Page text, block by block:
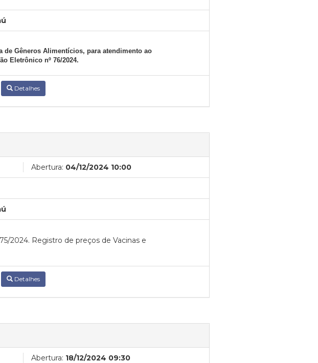
de Gêneros Alimentícios, para atendimento ao
Eletrônico nº 76/2024.
Detalhes
Abertura: 04/12/2024 10:00
2024. Registro de preços de Vacinas e
Detalhes
Abertura: 18/12/2024 09:30